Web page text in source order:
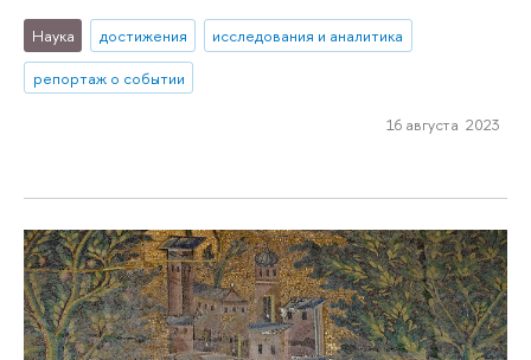
Наука достижения
исследования и аналитика
репортаж о событии
16 августа 2023